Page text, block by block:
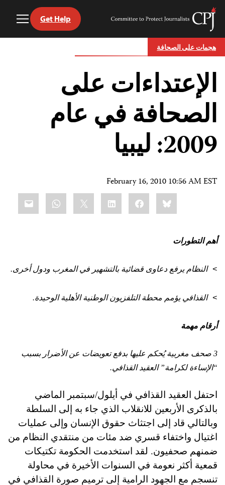
Skip
to
Committee
Protect
Journalists
Get Help
هجمات على الصحافة
الإعتداءات على
الصحافة في عام
2009: ليبيا
February 16, 2010 10:56 AM EST
Bluesky
Facebook
LinkedIn
أهم التطورات
> النظام يرفع دعاوى قضائية بالتشهير في المغرب ودول أخرى.
> القذافي يؤمم محطة التلفزيون الوطنية الأهلية الوحيدة.
أرقام مهمة
3 صحف مغربية يُحكم عليها بدفع تعويضات عن الأضرار بسبب
“الإساءة لكرامة” العقيد القذافي.
احتفل العقيد القذافي في أيلول/سبتمبر الماضي
بالذكرى الأربعين للانقلاب الذي جاء به إلى السلطة
وبالتالي قاد إلى اجتثاث حقوق الإنسان وإلى عمليات
اغتيال واختفاء قسري ضد مئات من منتقدي النظام من
ضمنهم صحفيون. لقد استخدمت الحكومة تكتيكات
قمعية أكثر نعومة في السنوات الأخيرة في محاولة
تنسجم مع الجهود الرامية إلى ترميم صورة القذافي في